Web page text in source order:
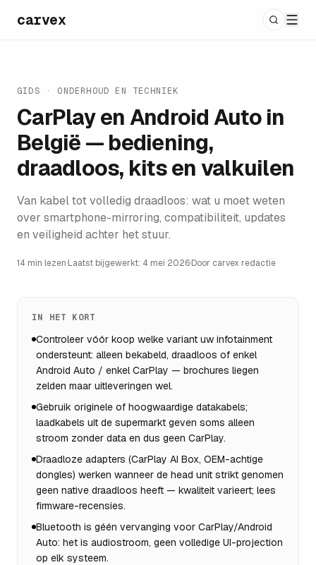
carvex
GIDS · ONDERHOUD EN TECHNIEK
CarPlay en Android Auto in
België — bediening,
draadloos, kits en valkuilen
Van kabel tot volledig draadloos: wat u moet weten
over smartphone-mirroring, compatibiliteit, updates
en veiligheid achter het stuur.
14 min lezen·Laatst bijgewerkt: 4 mei 2026·Door carvex redactie
IN HET KORT
Controleer vóór koop welke variant uw infotainment
ondersteunt: alleen bekabeld, draadloos of enkel
Android Auto / enkel CarPlay — brochures liegen
zelden maar uitleveringen wel.
Gebruik originele of hoogwaardige datakabels;
laadkabels uit de supermarkt geven soms alleen
stroom zonder data en dus geen CarPlay.
Draadloze adapters (CarPlay AI Box, OEM-achtige
dongles) werken wanneer de head unit strikt genomen
geen native draadloos heeft — kwaliteit varieert; lees
firmware-recensies.
Bluetooth is géén vervanging voor CarPlay/Android
Auto: het is audiostroom, geen volledige UI-projection
op elk systeem.